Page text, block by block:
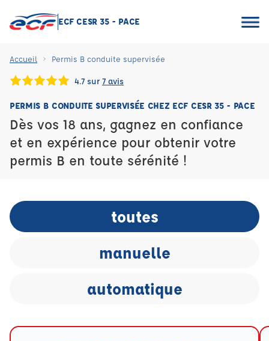
ECF CESR 35 - PACE
Accueil Permis B conduite supervisée
4.7 sur 7 avis
PERMIS B CONDUITE SUPERVISÉE CHEZ ECF CESR 35 - PACE
Dès vos 18 ans, gagnez en confiance
et en expérience pour obtenir votre
permis B en toute sérénité !
toutes
manuelle
automatique